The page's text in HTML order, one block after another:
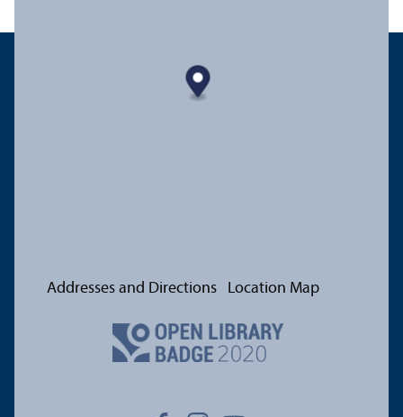
Addresses and Directions Location Map